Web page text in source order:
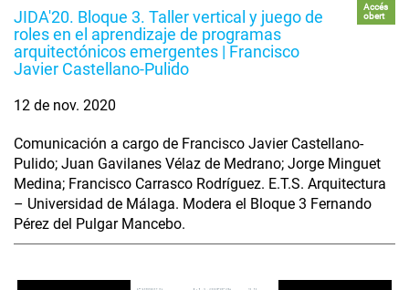
JIDA'20. Bloque 3. Taller vertical y juego de
roles en el aprendizaje de programas
arquitectónicos emergentes | Francisco
Javier Castellano-Pulido
Accés
obert
12 de nov. 2020
Comunicación a cargo de Francisco Javier Castellano-
Pulido; Juan Gavilanes Vélaz de Medrano; Jorge Minguet
Medina; Francisco Carrasco Rodríguez. E.T.S. Arquitectura
– Universidad de Málaga. Modera el Bloque 3 Fernando
Pérez del Pulgar Mancebo.